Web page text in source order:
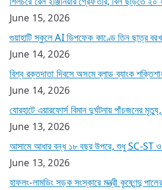
June 15, 2026
গুয়াহাটি স্কুলে AI ডিপফেক কাণ্ডে তিন ছাত্র
June 14, 2026
বিশ্ব রক্তদাতা দিবসে অসমে ব্লাড ব্যাংক
June 14, 2026
যোরহাটে এয়ারফোর্স বিমান দুর্ঘটনায় পাঁচজনের
June 13, 2026
আসামে আধার বন্ধ ১৮ বছর উপরে, শুধু SC-ST ও
June 13, 2026
হাফলং-লামডিং সড়ক সংস্কারে মন্ত্রী কৃষ্ণেন্দু